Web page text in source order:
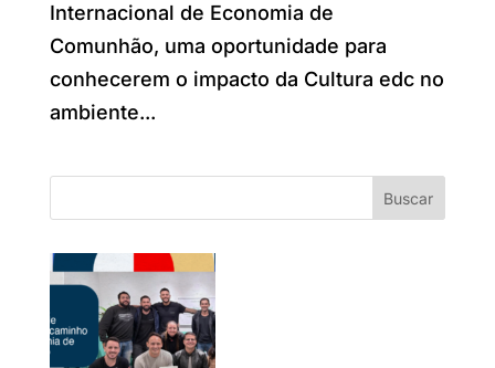
Internacional de Economia de
Comunhão, uma oportunidade para
conhecerem o impacto da Cultura edc no
ambiente...
Buscar